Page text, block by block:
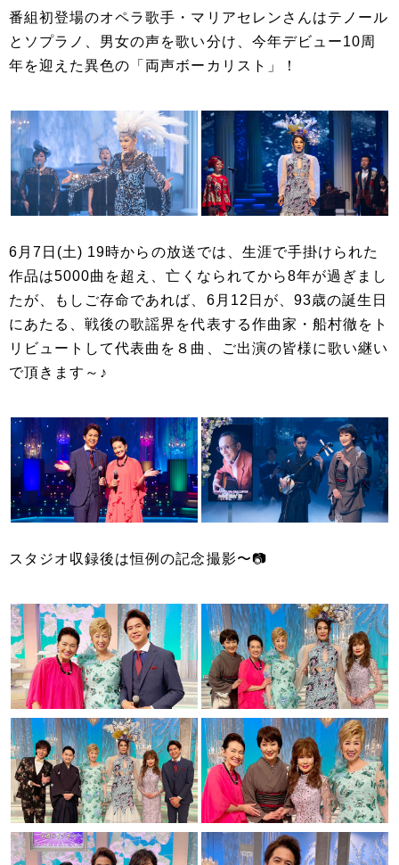
番組初登場のオペラ歌手・マリアセレンさんはテノール
とソプラノ、男女の声を歌い分け、今年デビュー10周
年を迎えた異色の「両声ボーカリスト」！
6月7日(土) 19時からの放送では、生涯で手掛けられた
作品は5000曲を超え、亡くなられてから8年が過ぎまし
たが、もしご存命であれば、6月12日が、93歳の誕生日
にあたる、戦後の歌謡界を代表する作曲家・船村徹をト
リビュートして代表曲を８曲、ご出演の皆様に歌い継い
で頂きます～♪
スタジオ収録後は恒例の記念撮影〜📷